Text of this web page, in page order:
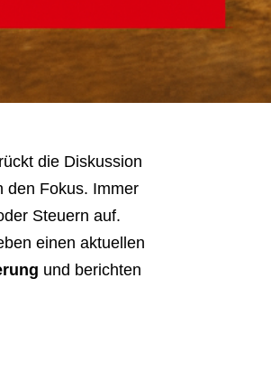
rückt die Diskussion
den Fokus. Immer
Steuern auf.
einen aktuellen
und berichten